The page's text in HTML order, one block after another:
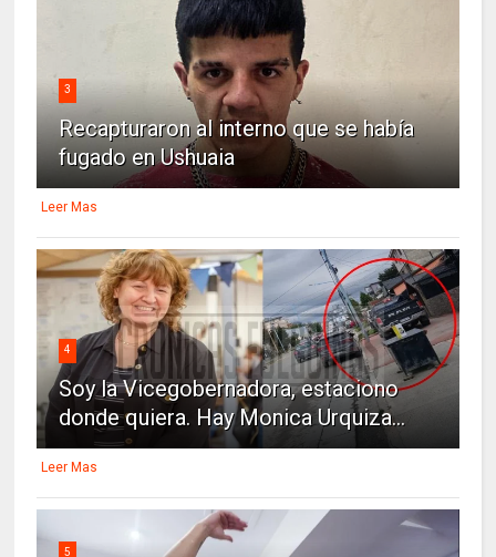
3
Recapturaron al interno que se había
fugado en Ushuaia
Leer Mas
4
Soy la Vicegobernadora, estaciono
donde quiera. Hay Monica Urquiza...
Leer Mas
5